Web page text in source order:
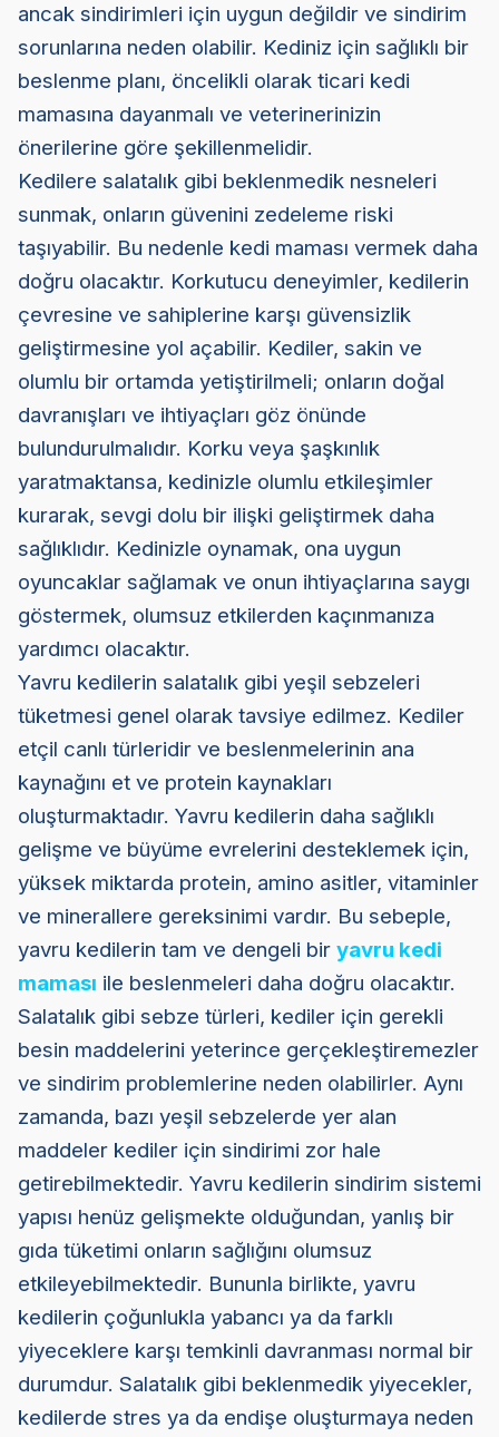
ancak sindirimleri için uygun değildir ve sindirim
sorunlarına neden olabilir. Kediniz için sağlıklı bir
beslenme planı, öncelikli olarak ticari kedi
mamasına dayanmalı ve veterinerinizin
önerilerine göre şekillenmelidir.
Kedilere salatalık gibi beklenmedik nesneleri
sunmak, onların güvenini zedeleme riski
taşıyabilir. Bu nedenle kedi maması vermek daha
doğru olacaktır. Korkutucu deneyimler, kedilerin
çevresine ve sahiplerine karşı güvensizlik
geliştirmesine yol açabilir. Kediler, sakin ve
olumlu bir ortamda yetiştirilmeli; onların doğal
davranışları ve ihtiyaçları göz önünde
bulundurulmalıdır. Korku veya şaşkınlık
yaratmaktansa, kedinizle olumlu etkileşimler
kurarak, sevgi dolu bir ilişki geliştirmek daha
sağlıklıdır. Kedinizle oynamak, ona uygun
oyuncaklar sağlamak ve onun ihtiyaçlarına saygı
göstermek, olumsuz etkilerden kaçınmanıza
yardımcı olacaktır.
Yavru kedilerin salatalık gibi yeşil sebzeleri
tüketmesi genel olarak tavsiye edilmez. Kediler
etçil canlı türleridir ve beslenmelerinin ana
kaynağını et ve protein kaynakları
oluşturmaktadır. Yavru kedilerin daha sağlıklı
gelişme ve büyüme evrelerini desteklemek için,
yüksek miktarda protein, amino asitler, vitaminler
ve minerallere gereksinimi vardır. Bu sebeple,
yavru kedilerin tam ve dengeli bir yavru kedi
maması ile beslenmeleri daha doğru olacaktır.
Salatalık gibi sebze türleri, kediler için gerekli
besin maddelerini yeterince gerçekleştiremezler
ve sindirim problemlerine neden olabilirler. Aynı
zamanda, bazı yeşil sebzelerde yer alan
maddeler kediler için sindirimi zor hale
getirebilmektedir. Yavru kedilerin sindirim sistemi
yapısı henüz gelişmekte olduğundan, yanlış bir
gıda tüketimi onların sağlığını olumsuz
etkileyebilmektedir. Bununla birlikte, yavru
kedilerin çoğunlukla yabancı ya da farklı
yiyeceklere karşı temkinli davranması normal bir
durumdur. Salatalık gibi beklenmedik yiyecekler,
kedilerde stres ya da endişe oluşturmaya neden